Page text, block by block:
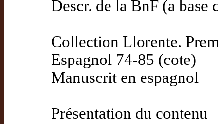
Descr. de la BnF (a
Collection Llorente.
Espagnol 74-85 (cote)
Manuscrit en espagnol
Présentation du contenu